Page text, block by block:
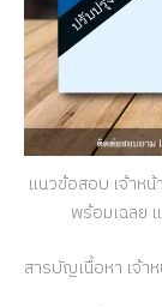
แนวข้อสอบ เจ้าห
พร้อมเฉลย
สารบัญเนื้อหา เจ้